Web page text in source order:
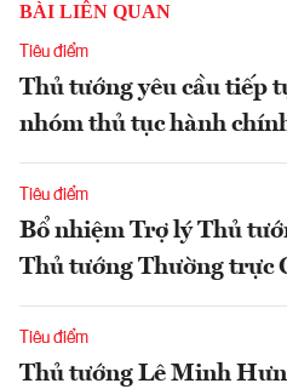
BÀI LIÊN QUAN
Tiêu điểm
Thủ tướng yêu cầu tiếp
nhóm thủ tục hành
Tiêu điểm
Bổ nhiệm Trợ lý Thủ
Thủ tướng Thường trực
Tiêu điểm
Thủ tướng Lê Minh